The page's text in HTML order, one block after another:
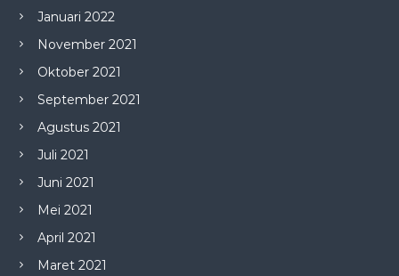
Januari 2022
November 2021
Oktober 2021
September 2021
Agustus 2021
Juli 2021
Juni 2021
Mei 2021
April 2021
Maret 2021